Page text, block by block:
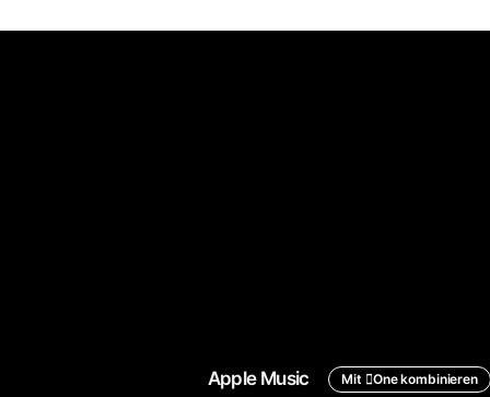
Apple Music Mit Onekombinieren